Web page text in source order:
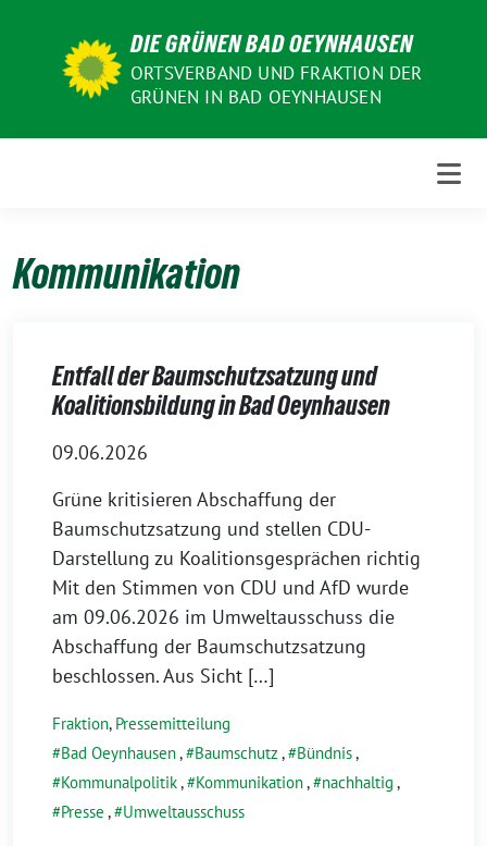
DIE GRÜNEN BAD OEYNHAUSEN
ORTSVERBAND UND FRAKTION DER
GRÜNEN IN BAD OEYNHAUSEN
Kommunikation
Entfall der Baumschutzsatzung und
Koalitionsbildung in Bad Oeynhausen
09.06.2026
Grüne kritisieren Abschaffung der
Baumschutzsatzung und stellen CDU-
Darstellung zu Koalitionsgesprächen richtig
Mit den Stimmen von CDU und AfD wurde
am 09.06.2026 im Umweltausschuss die
Abschaffung der Baumschutzsatzung
beschlossen. Aus Sicht […]
Fraktion, Pressemitteilung
Bad Oeynhausen, Baumschutz , Bündnis,
Kommunalpolitik, Kommunikation, nachhaltig ,
Presse , Umweltausschuss